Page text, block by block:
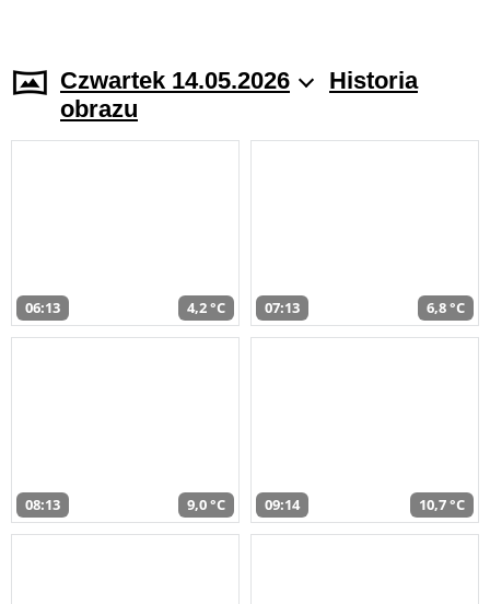
Czwartek 14.05.2026
Historia
obrazu
06:13 4,2 °C 07:13 6,8 °C
08:13 9,0 °C 09:14 10,7 °C